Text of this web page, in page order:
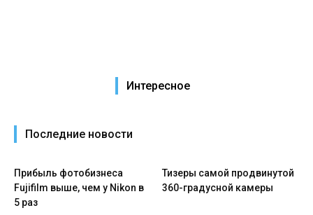
Интересное
Последние новости
Прибыль фотобизнеса
Fujifilm выше, чем у Nikon в
5 раз
Тизеры самой продвинутой
360-градусной камеры